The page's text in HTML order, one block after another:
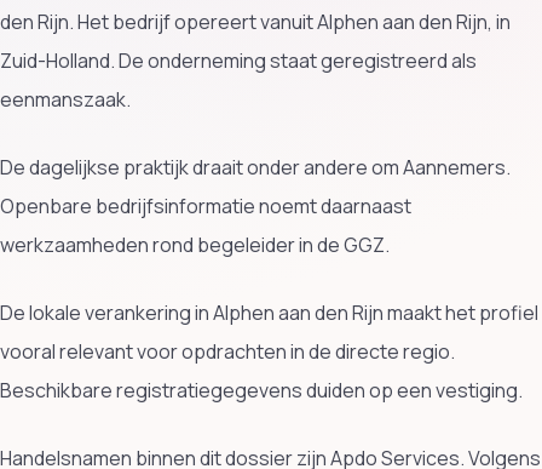
den Rijn. Het bedrijf opereert vanuit Alphen aan den Rijn, in
Zuid-Holland. De onderneming staat geregistreerd als
eenmanszaak.
De dagelijkse praktijk draait onder andere om Aannemers.
Openbare bedrijfsinformatie noemt daarnaast
werkzaamheden rond begeleider in de GGZ.
De lokale verankering in Alphen aan den Rijn maakt het profiel
vooral relevant voor opdrachten in de directe regio.
Beschikbare registratiegegevens duiden op een vestiging.
Handelsnamen binnen dit dossier zijn Apdo Services. Volgens